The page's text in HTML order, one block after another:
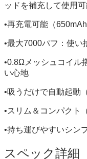
ッドを補充して使用
•再充電可能（
•最大7000パフ：使い
•0.8Ωメッシュコイル
い心地
•吸うだけで自動起動
•スリム＆コンパクト
•持ち運びやすいシン
スペック詳細